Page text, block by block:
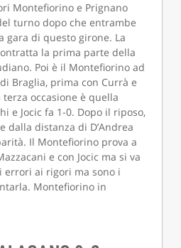
Montefiorino e Prignano
turno dopo che entrambe
gara di questo girone. La
la prima parte della
Poi è il Montefiorino ad
Braglia, prima con Currà e
occasione è quella
e Jocic fa 1-0. Dopo il riposo,
dalla distanza di D’Andrea
Il Montefiorino prova a
e con Jocic ma si va
errori ai rigori ma sono i
Montefiorino in